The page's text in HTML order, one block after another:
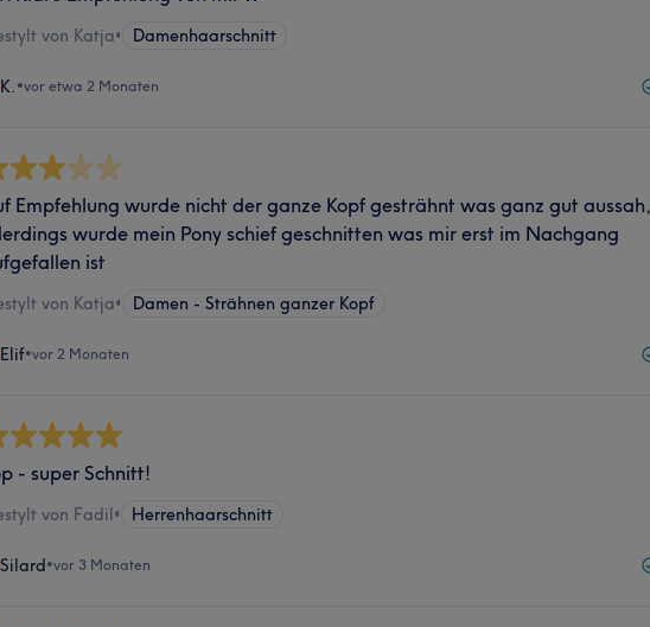
von Katja• Damenhaarschnitt
K. •vor etwa 2 Monaten
Empfehlung wurde nicht der ganze Kopf gesträhnt was ganz gut aussah,
wurde mein Pony schief geschnitten was mir erst im Nachgang
ist
von Katja• Damen - Strähnen ganzer Kopf
Elif•vor 2 Monaten
- super Schnitt!
von Fadil• Herrenhaarschnitt
Silard•vor 3 Monaten